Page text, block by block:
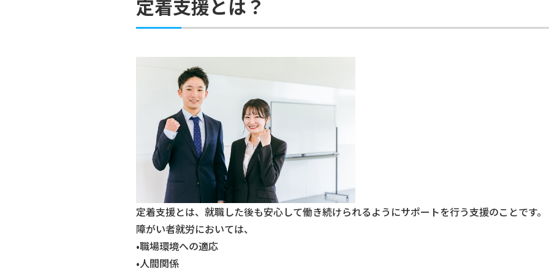
定着支援とは？
定着支援とは、就職した後も安心して働き続けられるようにサポートを行う支援のことです。
障がい者就労においては、
•職場環境への適応
•人間関係